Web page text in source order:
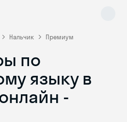
Нальчик Премиум
по
языку в
-